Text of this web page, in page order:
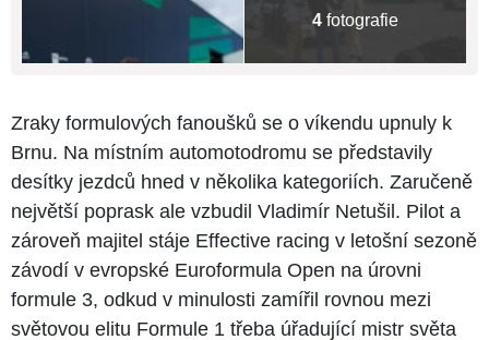
4 fotografie
Zraky formulových fanoušků se o víkendu upnuly k
Brnu. Na místním automotodromu se představily
desítky jezdců hned v několika kategoriích. Zaručeně
největší poprask ale vzbudil Vladimír Netušil. Pilot a
zároveň majitel stáje Effective racing v letošní sezoně
závodí v evropské Euroformula Open na úrovni
formule 3, odkud v minulosti zamířil rovnou mezi
světovou elitu Formule 1 třeba úřadující mistr světa